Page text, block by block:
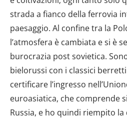
strada a fianco della ferrovia
paesaggio. Al confine tra la
l’atmosfera è cambiata e si è
burocrazia post sovietica.
bielorussi con i classici
certificare l’ingresso
euroasiatica, che comprende
Russia, e ho quindi riempito